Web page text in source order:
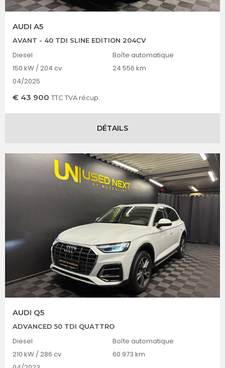
AUDI A5
AVANT - 40 TDI SLINE EDITION 204CV
Diesel
Boîte automatique
150 kW / 204 cv
24 556 km
04/2025
€ 43 900 TTC TVA récup.
DÉTAILS
AUDI Q5
ADVANCED 50 TDI QUATTRO
Diesel
Boîte automatique
210 kW / 286 cv
60 973 km